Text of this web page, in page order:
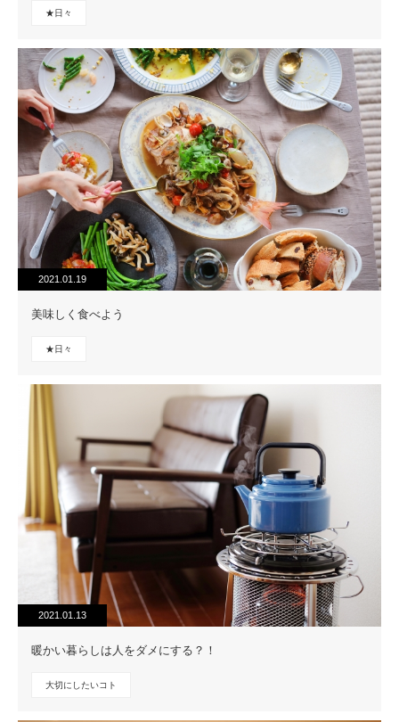
★日々
2021.01.19
美味しく食べよう
★日々
2021.01.13
暖かい暮らしは人をダメにする？！
大切にしたいコト